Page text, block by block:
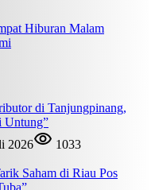
Hiburan Malam
di Tanjungpinang,
Untung”
2026
1033
Saham di Riau Pos